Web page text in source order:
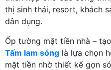
thị sinh thái, resort, khách
dân dụng.
Ốp tường mặt tiền nhà –
Tấm lam sóng là lựa chọn
mặt tiền nhờ thiết kế gợn